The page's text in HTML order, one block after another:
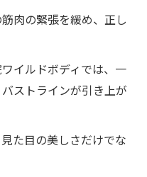
肉の緊張を緩め、正し
イルドボディでは、一
ストラインが引き上が
た目の美しさだけでな